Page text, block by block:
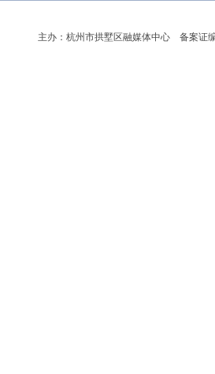
主办：杭州市拱墅区融媒体中心 备案证